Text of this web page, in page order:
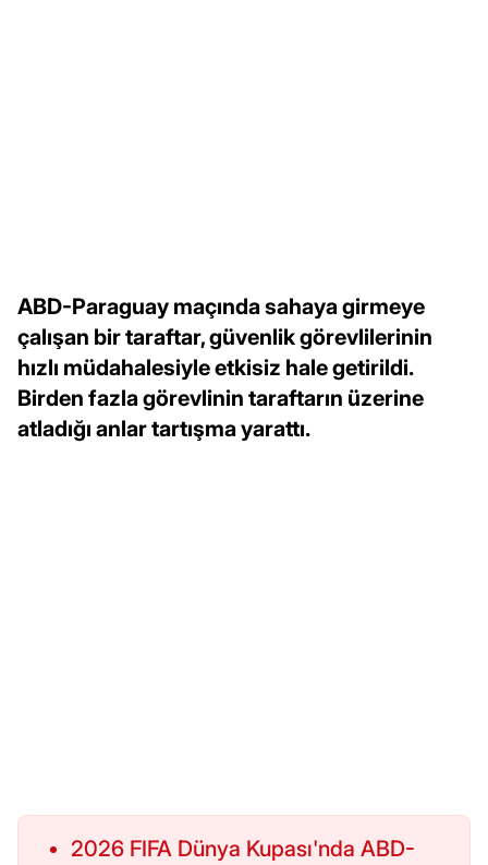
ABD-Paraguay maçında sahaya girmeye
çalışan bir taraftar, güvenlik görevlilerinin
hızlı müdahalesiyle etkisiz hale getirildi.
Birden fazla görevlinin taraftarın üzerine
atladığı anlar tartışma yarattı.
2026 FIFA Dünya Kupası'nda ABD-